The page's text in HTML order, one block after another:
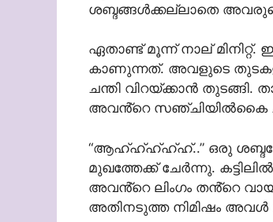
ശബ്ദങ്ങൾക്കല്ലാതെ
ഏതാണ്ട് മൂന്ന് നാല്
കാണുന്നത്. അവളുടെ
ചന്തി വിറയ്ക്കാൻ
അവൻ്റെ സഞ്ചിയിൽകൈ
“ആഹ്ഹ്ഹ്ഹ്ഹ്..” ഒരു
മുഖത്തേക്ക് ചേർന്നു.
അവൻ്റെ ലിംഗം തൻ്റെ
അതിനടുത്ത നിമിഷം